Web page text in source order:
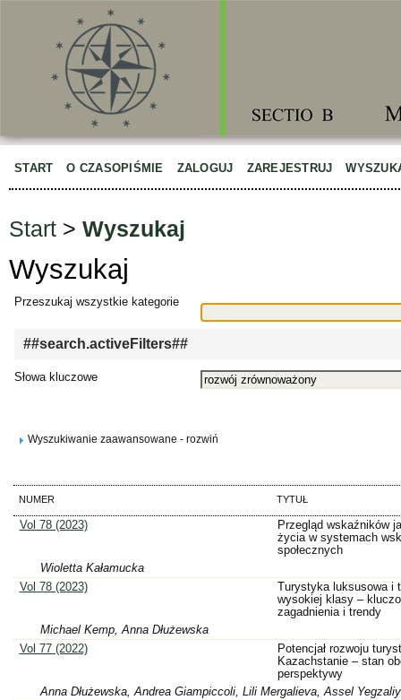
START O CZASOPIŚMIE ZALOGUJ ZAREJESTRUJ
Start > Wyszukaj
Wyszukaj
Przeszukaj wszystkie kategorie
##search.activeFilters##
Słowa kluczowe
Wyszukiwanie zaawansowane - rozwiń
NUMER TYTUŁ
Vol 78 (2023)
Przegląd wskaźników
życia w systemach
społecznych
Wioletta Kałamucka
Vol 78 (2023)
Turystyka luksusowa i
wysokiej klasy –
zagadnienia i trendy
Michael Kemp, Anna Dłużewska
Vol 77 (2022)
Potencjał rozwoju
Kazachstanie – stan
perspektywy
Anna Dłużewska, Andrea Giampiccoli, Lili Mergalieva, Assel